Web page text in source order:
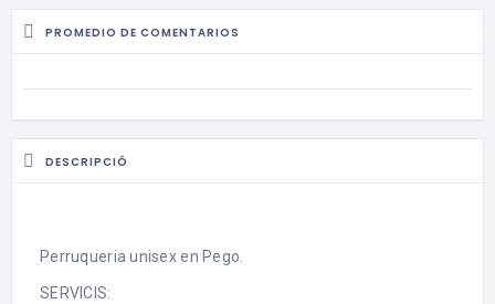
PROMEDIO DE COMENTARIOS
DESCRIPCIÓ
Perruqueria unisex en Pego.
SERVICIS: